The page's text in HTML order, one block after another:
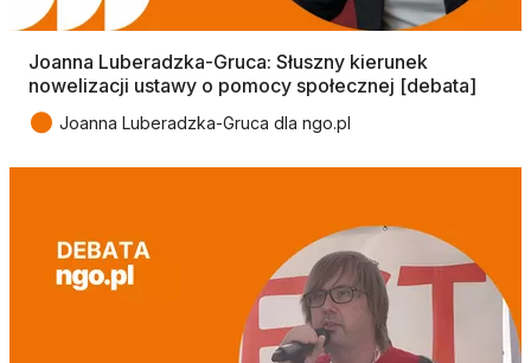
Joanna Luberadzka-Gruca: Słuszny kierunek
nowelizacji ustawy o pomocy społecznej [debata]
● Joanna Luberadzka-Gruca dla ngo.pl